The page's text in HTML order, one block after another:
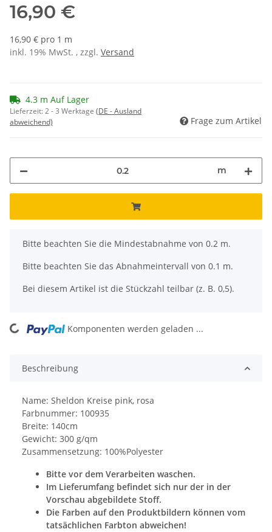
16,90 €
16,90 € pro 1 m
inkl. 19% MwSt. , zzgl. Versand
4.3 m Auf Lager
Lieferzeit:2 - 3 Werktage (DE - Ausland
abweichend)
Frage zum Artikel
m
x
Bitte beachten Sie die Mindestabnahme von 0.2 m.
Bitte beachten Sie das Abnahmeintervall von 0.1 m.
Bei diesem Artikel ist die Stückzahl teilbar (z. B. 0,5).
Komponenten werden geladen ...
Beschreibung
Name: Sheldon Kreise pink, rosa
Farbnummer: 100935
Breite: 140cm
Gewicht: 300 g/qm
Zusammensetzung: 100%Polyester
Bitte vor dem Verarbeiten waschen.
Im Lieferumfang befindet sich nur der in der
Vorschau abgebildete Stoff.
Die Farben auf den Produktbildern können vom
tatsächlichen Farbton abweichen!